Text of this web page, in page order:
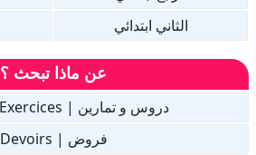
الثاني ابتدائي
عن ماذا تبحث ؟
دروس و تمارين | Cours et Exercices
فروض | Devoirs